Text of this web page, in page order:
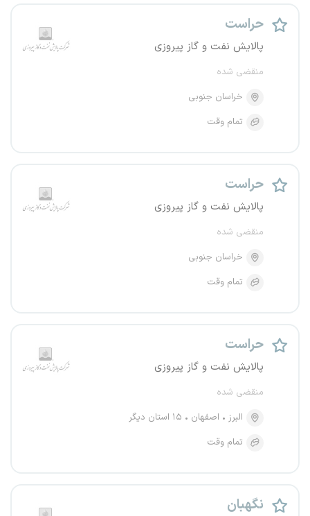
حراست
پالایش نفت و گاز پیروزی
منقضی شده
خراسان جنوبی
تمام وقت
حراست
پالایش نفت و گاز پیروزی
منقضی شده
خراسان جنوبی
تمام وقت
حراست
پالایش نفت و گاز پیروزی
منقضی شده
البرز
اصفهان
۱۵ استان دیگر
تمام وقت
نگهبان